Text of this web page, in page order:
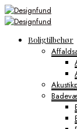
Boligtilbehør